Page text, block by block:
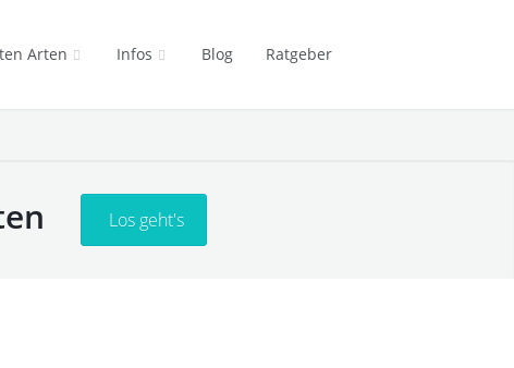
Arten Infos Blog Ratgeber
Los geht's